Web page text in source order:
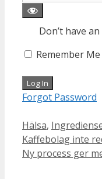
Don’t have
Remember Me
Forgot Password
Categories
Hälsa,
Kaffebolag inte
Ny process ger